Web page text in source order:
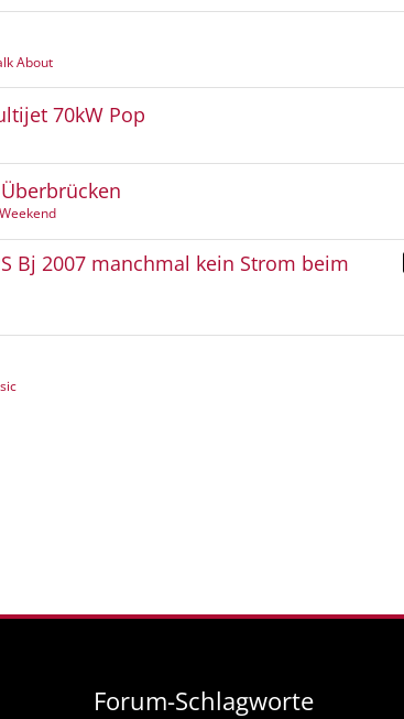
About
70kW Pop
Bj 2007 manchmal kein Strom beim
Forum-Schlagworte